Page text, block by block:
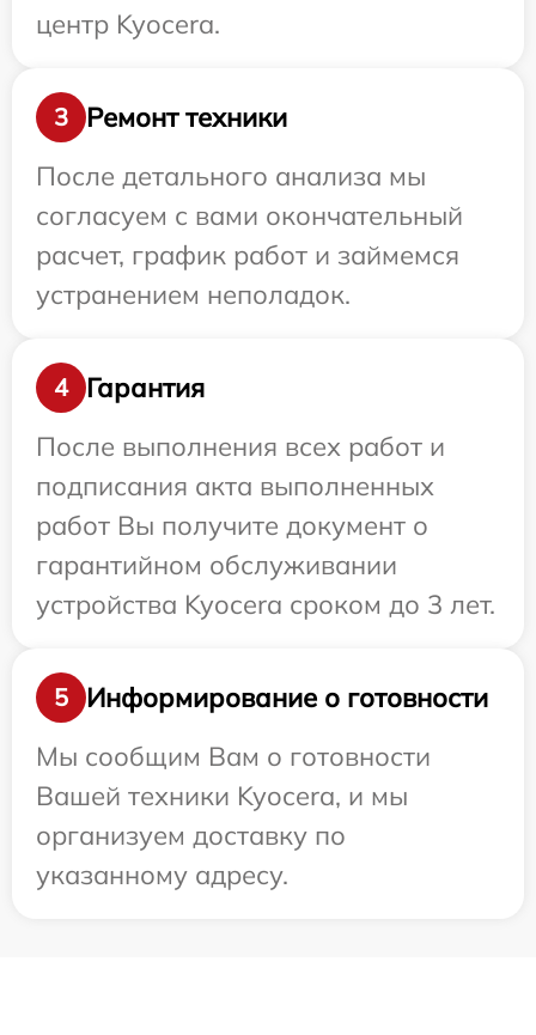
центр Kyocera.
3
Ремонт техники
После детального анализа мы
согласуем с вами окончательный
расчет, график работ и займемся
устранением неполадок.
4
Гарантия
После выполнения всех работ и
подписания акта выполненных
работ Вы получите документ о
гарантийном обслуживании
устройства Kyocera сроком до 3 лет.
5
Информирование о готовности
Мы сообщим Вам о готовности
Вашей техники Kyocera, и мы
организуем доставку по
указанному адресу.